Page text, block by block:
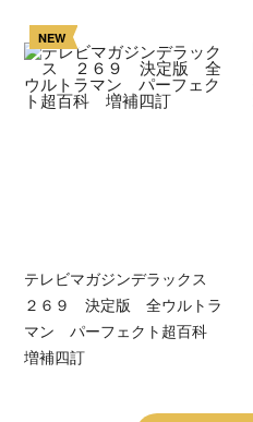
NEW
テレビマガジンデラックス
２６９ 決定版 全ウルトラ
マン パーフェクト超百科
増補四訂